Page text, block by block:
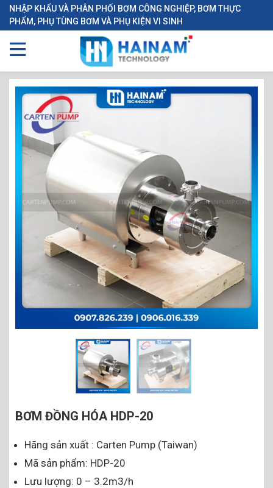
NHẬP KHẨU VÀ PHÂN PHỐI BƠM CÔNG NGHIỆP, BƠM THỰC
PHẨM, PHỤ TÙNG BƠM VÀ PHỤ KIỆN VI SINH
BƠM ĐỒNG HÓA HDP-20
Hãng sản xuất : Carten Pump (Taiwan)
Mã sản phẩm: HDP-20
Lưu lượng: 0 – 3.2m3/h